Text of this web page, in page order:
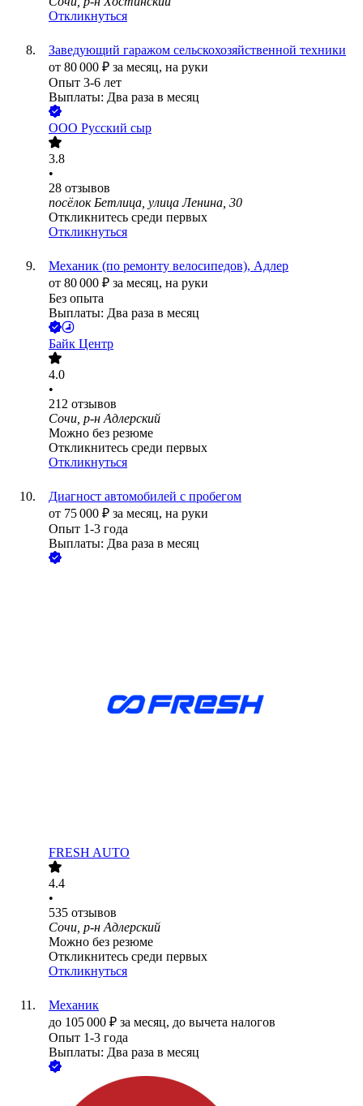
Откликнуться
Заведующий гаражом сельскохозяйственной техники
от 80 000 ₽ за месяц, на руки
Опыт 3-6 лет
Выплаты: Два раза в месяц
ООО Русский сыр
3.8
•
28 отзывов
посёлок Бетлица, улица Ленина, 30
Откликнитесь среди первых
Откликнуться
Механик (по ремонту велосипедов), Адлер
от 80 000 ₽ за месяц, на руки
Без опыта
Выплаты: Два раза в месяц
Байк Центр
4.0
•
212 отзывов
Сочи, р-н Адлерский
Можно без резюме
Откликнитесь среди первых
Откликнуться
Диагност автомобилей с пробегом
от 75 000 ₽ за месяц, на руки
Опыт 1-3 года
Выплаты: Два раза в месяц
FRESH AUTO
4.4
•
535 отзывов
Сочи, р-н Адлерский
Можно без резюме
Откликнитесь среди первых
Откликнуться
Механик
до 105 000 ₽ за месяц, до вычета налогов
Опыт 1-3 года
Выплаты: Два раза в месяц